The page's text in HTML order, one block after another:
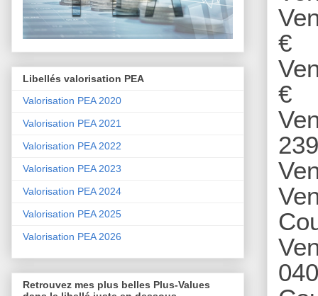
€
€
Libellés valorisation PEA
Valorisation PEA 2020
Valorisation PEA 2021
Valorisation PEA 2022
Valorisation PEA 2023
Valorisation PEA 2024
Valorisation PEA 2025
Valorisation PEA 2026
Retrouvez mes plus belles Plus-Values